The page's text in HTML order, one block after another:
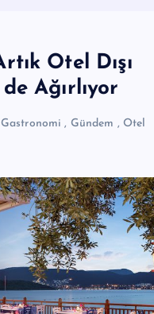
Otel Dışı
Ağırlıyor
Gastronomi , Gündem , Otel